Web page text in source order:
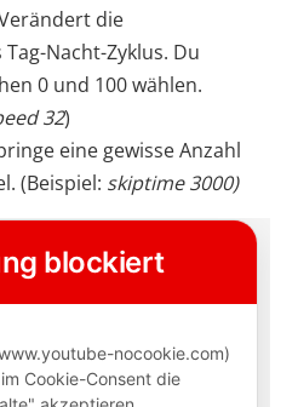
die
Nacht-Zyklus. Du
0 und 100 wählen.
32)
eine gewisse Anzahl
(Beispiel: skiptime 3000)